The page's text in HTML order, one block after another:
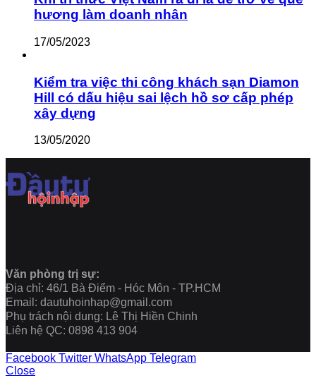
hương làm doanh nhân
17/05/2023
Kiểm tra việc thi công khách sạn Diamon
Hill có dấu hiệu sai lệch hồ sơ cấp phép
xây dựng
13/05/2020
Văn phòng trị sự:
Địa chỉ: 46/1 Bà Điểm - Hóc Môn - TP.HCM
Email: dautuhoinhap@gmail.com
Phụ trách nội dung: Lê Thị Hiền Chinh
Liên hệ QC: 0898 413 904
Facebook Twitter WhatsApp Telegram
Close